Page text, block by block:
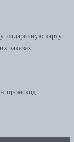
подарочную карту.
заказах.
промокод